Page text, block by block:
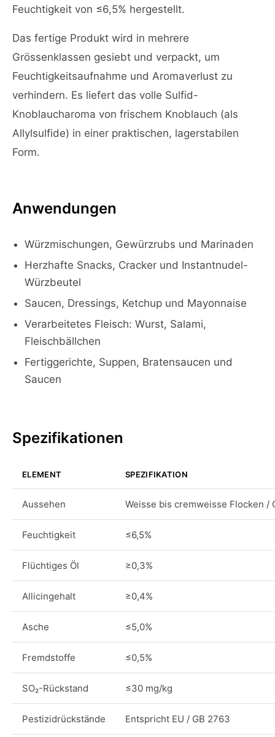
Feuchtigkeit von ≤6,5% hergestellt.
Das fertige Produkt wird in mehrere
Grössenklassen gesiebt und verpackt, um
Feuchtigkeitsaufnahme und Aromaverlust zu
verhindern. Es liefert das volle Sulfid-
Knoblaucharoma von frischem Knoblauch (als
Allylsulfide) in einer praktischen, lagerstabilen
Form.
Anwendungen
Würzmischungen, Gewürzrubs und Marinaden
Herzhafte Snacks, Cracker und Instantnudel-
Würzbeutel
Saucen, Dressings, Ketchup und Mayonnaise
Verarbeitetes Fleisch: Wurst, Salami,
Fleischbällchen
Fertiggerichte, Suppen, Bratensaucen und
Saucen
Spezifikationen
ELEMENT SPEZIFIKATION
Aussehen Weisse bis cremweisse Flocken /
Feuchtigkeit ≤6,5%
Flüchtiges Öl ≥0,3%
Allicingehalt ≥0,4%
Asche ≤5,0%
Fremdstoffe ≤0,5%
SO₂-Rückstand ≤30 mg/kg
Pestizidrückstände Entspricht EU / GB 2763